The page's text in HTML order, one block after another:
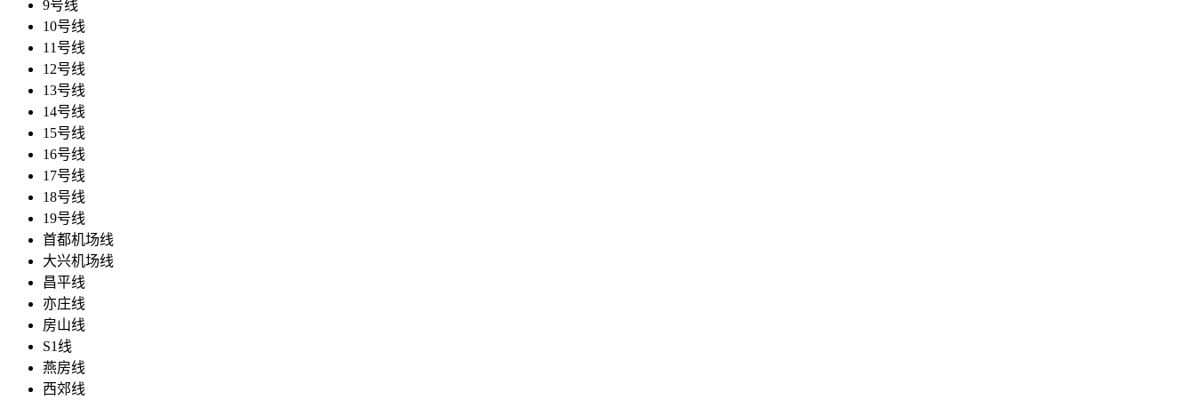
9号线
10号线
11号线
12号线
13号线
14号线
15号线
16号线
17号线
18号线
19号线
首都机场线
大兴机场线
昌平线
亦庄线
房山线
S1线
燕房线
西郊线